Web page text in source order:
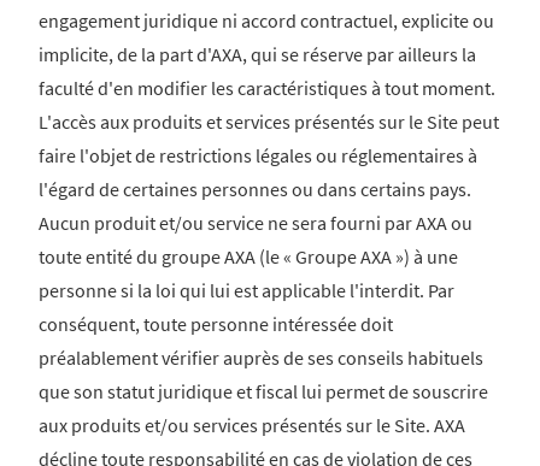
engagement juridique ni accord contractuel, explicite ou
implicite, de la part d'AXA, qui se réserve par ailleurs la
faculté d'en modifier les caractéristiques à tout moment.
L'accès aux produits et services présentés sur le Site peut
faire l'objet de restrictions légales ou réglementaires à
l'égard de certaines personnes ou dans certains pays.
Aucun produit et/ou service ne sera fourni par AXA ou
toute entité du groupe AXA (le « Groupe AXA ») à une
personne si la loi qui lui est applicable l'interdit. Par
conséquent, toute personne intéressée doit
préalablement vérifier auprès de ses conseils habituels
que son statut juridique et fiscal lui permet de souscrire
aux produits et/ou services présentés sur le Site. AXA
décline toute responsabilité en cas de violation de ces